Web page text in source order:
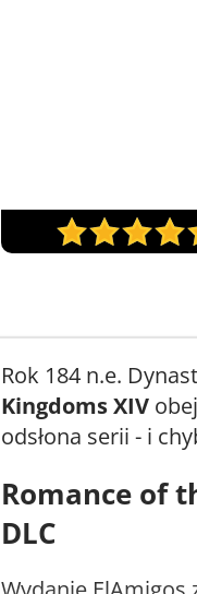
Rok 184 n.e.
Kingdoms XIV
odsłona serii - i
Romance of
DLC